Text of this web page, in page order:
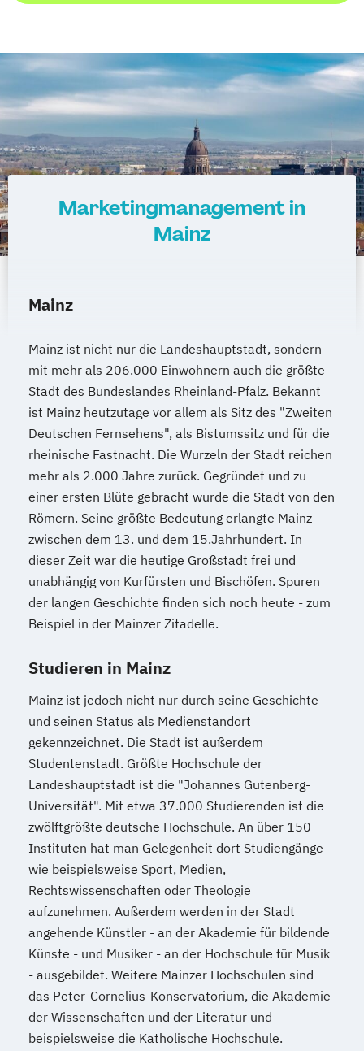
Marketingmanagement in
Mainz
Mainz
Mainz ist nicht nur die Landeshauptstadt, sondern
mit mehr als 206.000 Einwohnern auch die größte
Stadt des Bundeslandes Rheinland-Pfalz. Bekannt
ist Mainz heutzutage vor allem als Sitz des "Zweiten
Deutschen Fernsehens", als Bistumssitz und für die
rheinische Fastnacht. Die Wurzeln der Stadt reichen
mehr als 2.000 Jahre zurück. Gegründet und zu
einer ersten Blüte gebracht wurde die Stadt von den
Römern. Seine größte Bedeutung erlangte Mainz
zwischen dem 13. und dem 15.Jahrhundert. In
dieser Zeit war die heutige Großstadt frei und
unabhängig von Kurfürsten und Bischöfen. Spuren
der langen Geschichte finden sich noch heute - zum
Beispiel in der Mainzer Zitadelle.
Studieren in Mainz
Mainz ist jedoch nicht nur durch seine Geschichte
und seinen Status als Medienstandort
gekennzeichnet. Die Stadt ist außerdem
Studentenstadt. Größte Hochschule der
Landeshauptstadt ist die "Johannes Gutenberg-
Universität". Mit etwa 37.000 Studierenden ist die
zwölftgrößte deutsche Hochschule. An über 150
Instituten hat man Gelegenheit dort Studiengänge
wie beispielsweise Sport, Medien,
Rechtswissenschaften oder Theologie
aufzunehmen. Außerdem werden in der Stadt
angehende Künstler - an der Akademie für bildende
Künste - und Musiker - an der Hochschule für Musik
- ausgebildet. Weitere Mainzer Hochschulen sind
das Peter-Cornelius-Konservatorium, die Akademie
der Wissenschaften und der Literatur und
beispielsweise die Katholische Hochschule.